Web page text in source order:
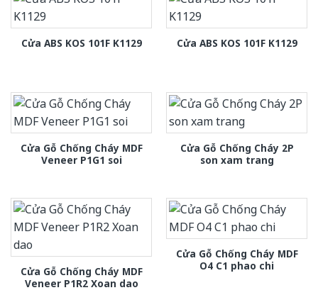
Cửa ABS KOS 101F K1129 Cửa ABS KOS 101F K1129
Cửa Gỗ Chống Cháy MDF
Veneer P1G1 soi
Cửa Gỗ Chống Cháy 2P
son xam trang
Cửa Gỗ Chống Cháy MDF
Veneer P1R2 Xoan dao
Cửa Gỗ Chống Cháy MDF
O4 C1 phao chi